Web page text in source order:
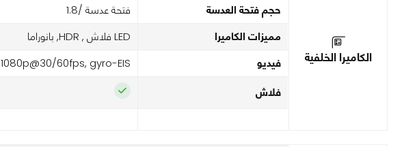
الكاميرا الخلفية
حجم فتحة العدسة فتحة عدسة /1.8
مميزات الكاميرا LED فلاش , HDR, بانوراما
فيديو 1080p@30/60fps, gyro-EIS
فلاش